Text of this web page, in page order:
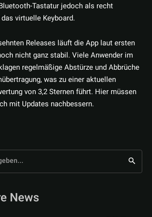
Tastatur jedoch als recht
virtuelle Keyboard.
Releases läuft die App laut ersten
nicht ganz stabil. Viele Anwender im
regelmäßige Abstürze und Abbrüche
was zu einer aktuellen
von 3,2 Sternen führt. Hier müssen
mit Updates nachbessern.
News